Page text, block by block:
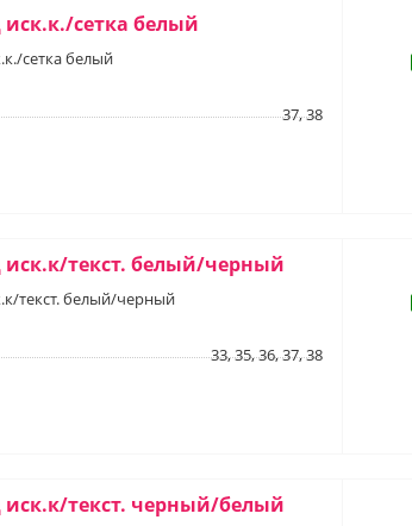
сетка белый
сетка белый
37, 38
текст. белый/черный
текст. белый/черный
33, 35, 36, 37, 38
текст. черный/белый